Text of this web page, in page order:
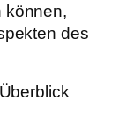
können,
des